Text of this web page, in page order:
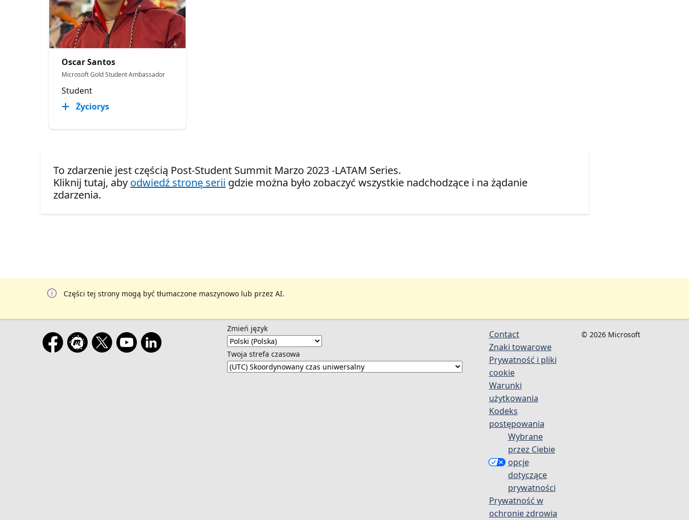
Oscar Santos
Microsoft Gold Student Ambassador
Student
Życiorys
To zdarzenie jest częścią Post-Student Summit Marzo 2023 -LATAM Series.
Kliknij tutaj, aby odwiedź stronę serii gdzie można było zobaczyć wszystkie nadchodzące i na żądanie
zdarzenia.
Części tej strony mogą być tłumaczone maszynowo lub przez AI.
Zmień język
Twoja strefa czasowa
Contact
Znaki towarowe
Prywatność i pliki
cookie
Warunki
użytkowania
Kodeks
postępowania
Wybrane
przez Ciebie
opcje
dotyczące
prywatności
Prywatność w
ochronie zdrowia
© 2026 Microsoft